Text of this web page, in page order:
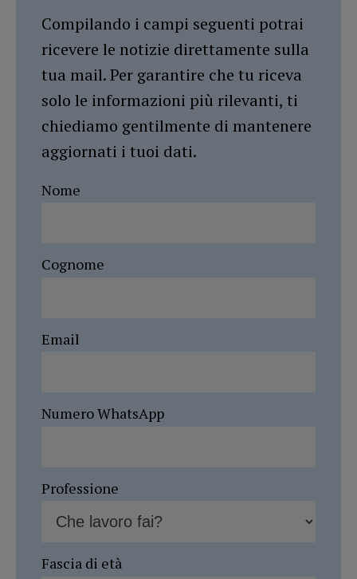
Compilando i campi seguenti potrai
ricevere le notizie direttamente sulla
tua mail. Per garantire che tu riceva
solo le informazioni più rilevanti, ti
chiediamo gentilmente di mantenere
aggiornati i tuoi dati.
Nome
Cognome
Email
Numero WhatsApp
Professione
Fascia di età